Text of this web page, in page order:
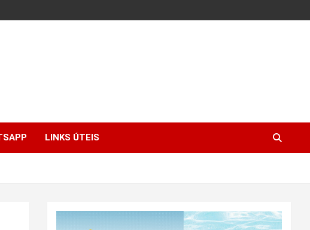
LINKS ÚTEIS